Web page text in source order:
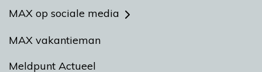
MAX op sociale media
MAX vakantieman
Meldpunt Actueel